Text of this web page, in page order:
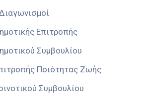
Επιτροπής
Συμβουλίου
Ποιότητας Ζωής
Συμβουλίου